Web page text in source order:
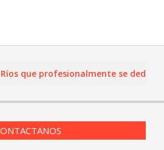
que profesionalmente se